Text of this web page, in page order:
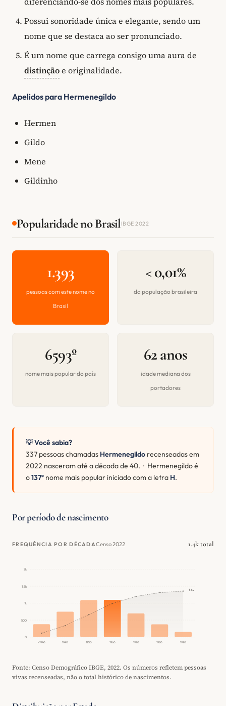
Possui sonoridade única e elegante, sendo um
nome que se destaca ao ser pronunciado.
É um nome que carrega consigo uma aura de
distinçãoe originalidade.
Apelidos para Hermenegildo
Hermen
Gildo
Mene
Gildinho
Popularidade no BrasilIBGE 2022
1.393
pessoas com este nome no
Brasil
< 0,01%
da população brasileira
6593º
nome mais popular do país
62 anos
idade mediana dos
portadores
💡 Você sabia?
337 pessoas chamadas Hermenegildo recenseadas em
2022 nasceram até a década de 40. · Hermenegildo é
o137º nome mais popular iniciado com a letra H.
Por período de nascimento
FREQUÊNCIA POR DÉCADACenso 2022 1.4k total
0
500
1k
1.5k
2k
<1940 1940 1950 1960 1970 1980 1990
1.4k
Fonte: Censo Demográfico IBGE, 2022. Os números refletem pessoas
vivas recenseadas, não o total histórico de nascimentos.